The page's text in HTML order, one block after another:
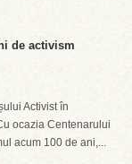
de activism
Activist în
ocazia Centenarului
acum 100 de ani,...